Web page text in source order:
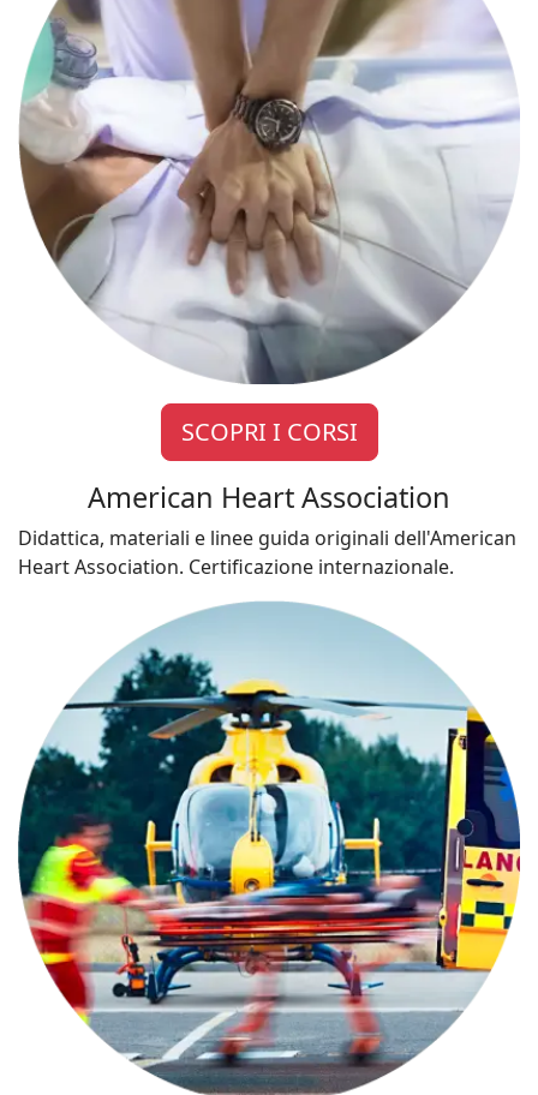
SCOPRI I CORSI
American Heart Association
Didattica, materiali e linee guida originali dell'American
Heart Association. Certificazione internazionale.